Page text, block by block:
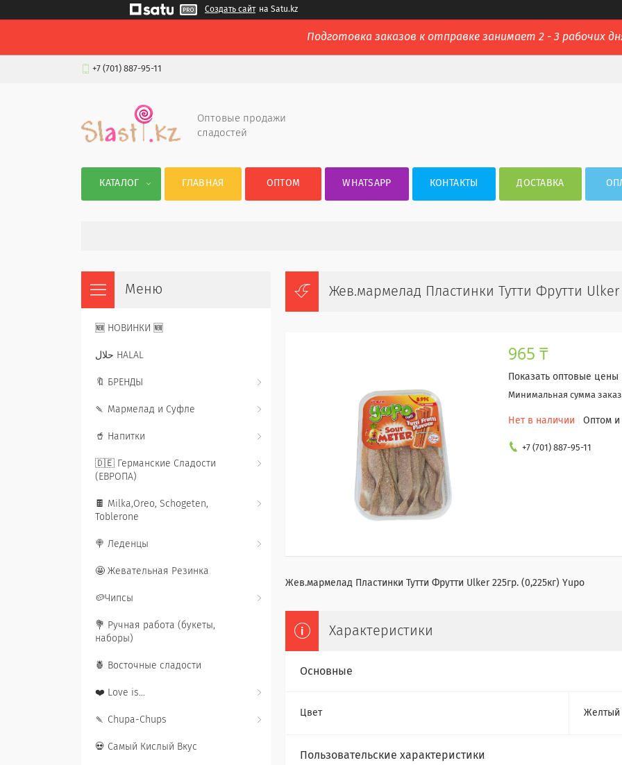
Создать сайт на Satu.kz
Подготовка заказов к отправке занимает 2 - 3 рабочих
+7 (701) 887-95-11
Оптовые продажи
сладостей
КАТАЛОГ ГЛАВНАЯ ОПТОМ WHATSAPP КОНТАКТЫ ДОСТАВКА
Жев.мармелад Пластинки Тутти Фрутти Ulker
965 ₸
Показать оптовые цены
Минимальная сумма
Нет в наличии Оптом и
+7 (701) 887-95-11
Жев.мармелад Пластинки Тутти Фрутти Ulker 225гр. (0,225кг) Yupo
Характеристики
Основные
Цвет Желтый
Пользовательские характеристики
🆕 НОВИНКИ 🆕
حلال HALAL
🔖 БРЕНДЫ
🍡 Мармелад и Суфле
🥤 Напитки
🇩🇪 Германские Сладости
(ЕВРОПА)
🍫 Milka,Oreo, Schogeten,
Toblerone
🍭 Леденцы
🤩 Жевательная Резинка
🥔Чипсы
💐 Ручная работа (букеты,
наборы)
🍍 Восточные сладости
❤️ Love is...
🍡 Chupa-Chups
💀 Самый Кислый Вкус